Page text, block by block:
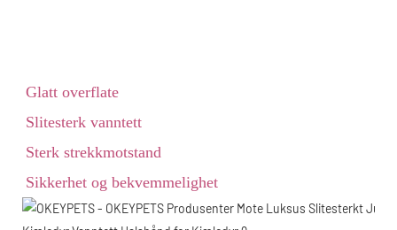
Glatt overflate
Slitesterk vanntett
Sterk strekkmotstand
Sikkerhet og bekvemmelighet